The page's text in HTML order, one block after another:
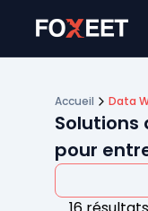
Accueil Data
Solutions
pour